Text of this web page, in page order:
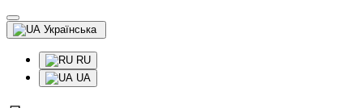
Українська
RU
UA